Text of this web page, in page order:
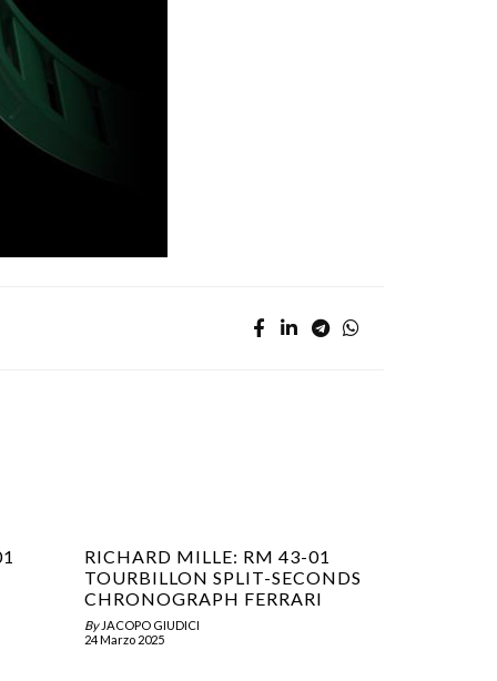
RICHARD MILLE: RM 43-01
TOURBILLON SPLIT-SECONDS
CHRONOGRAPH FERRARI
By JACOPO GIUDICI
24 Marzo 2025